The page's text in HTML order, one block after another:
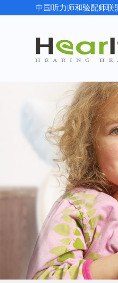
中国听力师和验配师联